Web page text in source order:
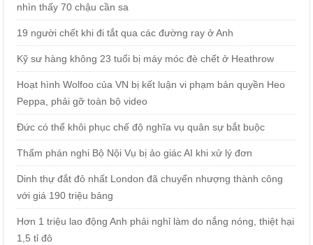
nhìn thấy 70 chậu cần sa
19 người chết khi đi tắt qua các đường ray ở Anh
Kỹ sư hàng không 23 tuổi bị máy móc đè chết ở Heathrow
Hoạt hình Wolfoo của VN bị kết luận vi phạm bản quyền Heo
Peppa, phải gỡ toàn bộ video
Đức có thể khôi phục chế độ nghĩa vụ quân sự bắt buộc
Thẩm phán nghi Bộ Nội Vụ bị ảo giác AI khi xử lý đơn
Dinh thự đắt đỏ nhất London đã chuyển nhượng thành công
với giá 190 triệu bảng
Hơn 1 triệu lao động Anh phải nghỉ làm do nắng nóng, thiệt hại
1,5 tỉ đô